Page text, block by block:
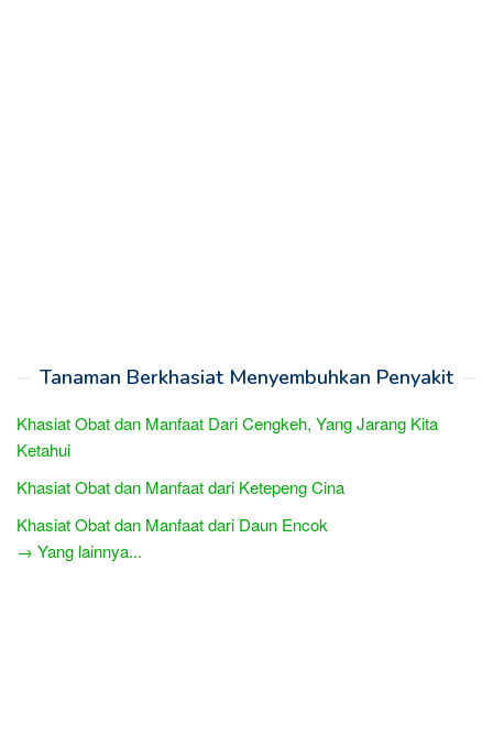
Tanaman Berkhasiat Menyembuhkan Penyakit
Khasiat Obat dan Manfaat Dari Cengkeh, Yang Jarang Kita
Ketahui
Khasiat Obat dan Manfaat dari Ketepeng Cina
Khasiat Obat dan Manfaat dari Daun Encok
→ Yang lainnya...